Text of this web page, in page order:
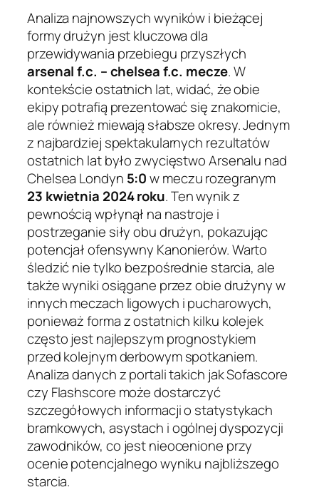
Analiza najnowszych wyników i bieżącej
formy drużyn jest kluczowa dla
przewidywania przebiegu przyszłych
arsenal f.c. – chelsea f.c. mecze. W
kontekście ostatnich lat, widać, że obie
ekipy potrafią prezentować się znakomicie,
ale również miewają słabsze okresy. Jednym
z najbardziej spektakularnych rezultatów
ostatnich lat było zwycięstwo Arsenalu nad
Chelsea Londyn 5:0w meczu rozegranym
23 kwietnia 2024 roku. Ten wynik z
pewnością wpłynął na nastroje i
postrzeganie siły obu drużyn, pokazując
potencjał ofensywny Kanonierów. Warto
śledzić nie tylko bezpośrednie starcia, ale
także wyniki osiągane przez obie drużyny w
innych meczach ligowych i pucharowych,
ponieważ forma z ostatnich kilku kolejek
często jest najlepszym prognostykiem
przed kolejnym derbowym spotkaniem.
Analiza danych z portali takich jak Sofascore
czy Flashscore może dostarczyć
szczegółowych informacji o statystykach
bramkowych, asystach i ogólnej dyspozycji
zawodników, co jest nieocenione przy
ocenie potencjalnego wyniku najbliższego
starcia.